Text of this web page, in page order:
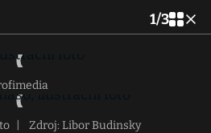
1/3
Zdroj: Libor Budinsky